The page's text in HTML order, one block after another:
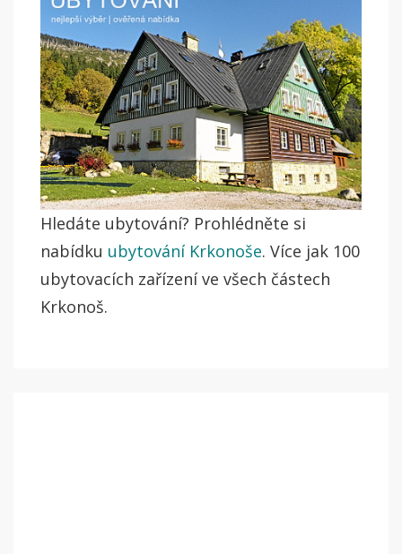
Hledáte ubytování? Prohlédněte si
nabídku ubytování Krkonoše. Více jak 100
ubytovacích zařízení ve všech částech
Krkonoš.